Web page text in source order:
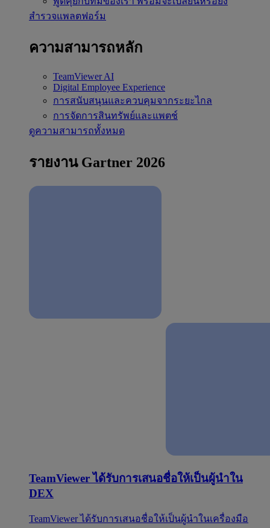
สำรวจแพลตฟอร์ม
ความสามารถหลัก
TeamViewer AI
Digital Employee Experience
การสนับสนุนและควบคุมจากระยะไกล
การจัดการสินทรัพย์และแพตช์
ดูความสามารถทั้งหมด
รายงาน Gartner 2026
TeamViewer ได้รับการเสนอชื่อให้เป็นผู้นำใน
DEX
TeamViewer ได้รับการเสนอชื่อให้เป็นผู้นำในเครื่องมือ